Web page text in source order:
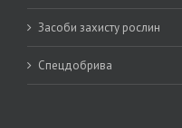
Засоби захисту рослин
Спецдобрива